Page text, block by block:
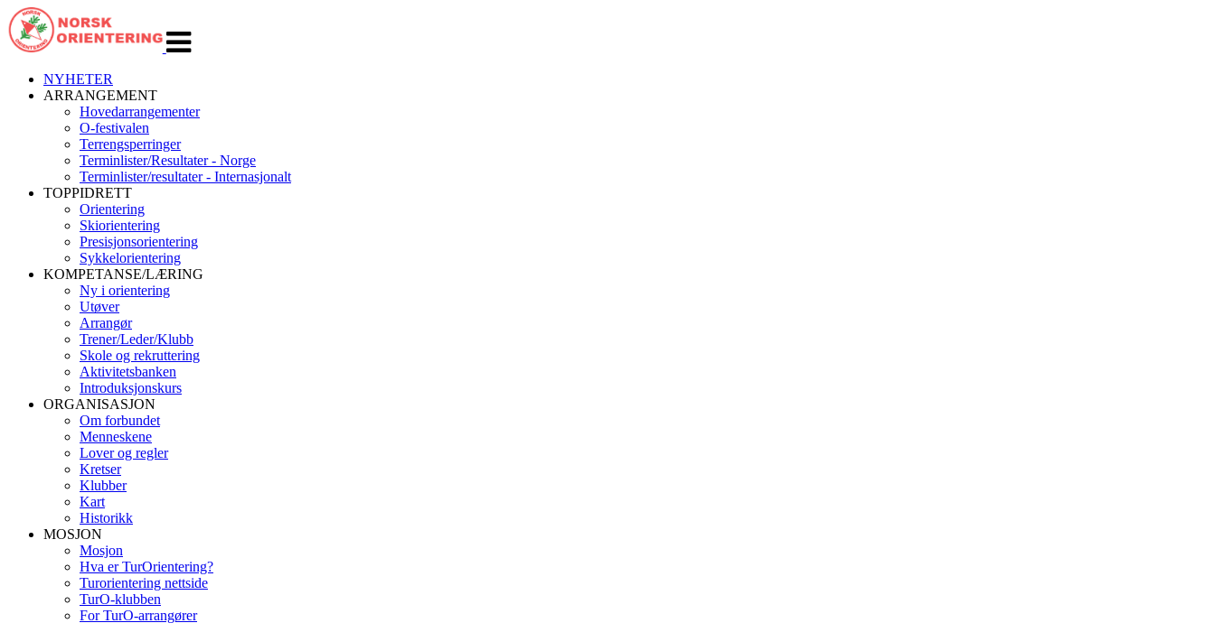
navigasjon
NYHETER
ARRANGEMENT
Hovedarrangementer
O-festivalen
Terrengsperringer
Terminlister/Resultater - Norge
Terminlister/resultater - Internasjonalt
TOPPIDRETT
Orientering
Skiorientering
Presisjonsorientering
Sykkelorientering
KOMPETANSE/LÆRING
Ny i orientering
Utøver
Arrangør
Trener/Leder/Klubb
Skole og rekruttering
Aktivitetsbanken
Introduksjonskurs
ORGANISASJON
Om forbundet
Menneskene
Lover og regler
Kretser
Klubber
Kart
Historikk
MOSJON
Mosjon
Hva er TurOrientering?
Turorientering nettside
TurO-klubben
For TurO-arrangører